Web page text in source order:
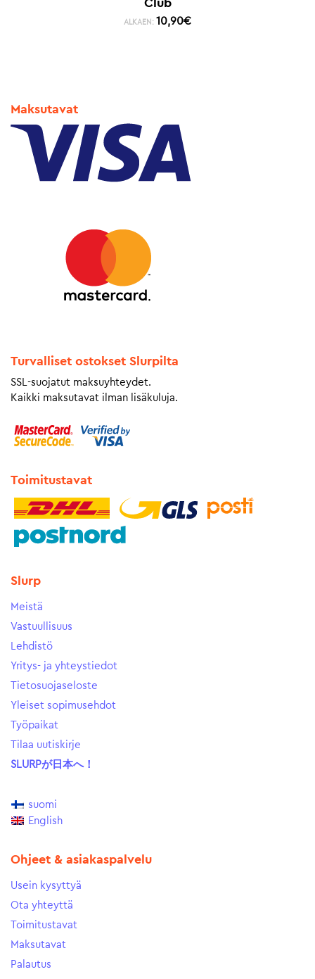
Club
ALKAEN: 10,90€
Maksutavat
Turvalliset ostokset Slurpilta
SSL-suojatut maksuyhteydet.
Kaikki maksutavat ilman lisäkuluja.
Toimitustavat
Slurp
Meistä
Vastuullisuus
Lehdistö
Yritys- ja yhteystiedot
Tietosuojaseloste
Yleiset sopimusehdot
Työpaikat
Tilaa uutiskirje
SLURPが日本へ！
suomi
English
Ohjeet & asiakaspalvelu
Usein kysyttyä
Ota yhteyttä
Toimitustavat
Maksutavat
Palautus